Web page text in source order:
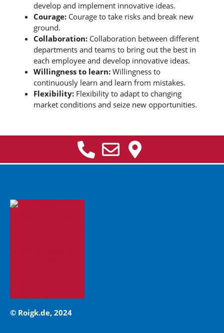
develop and implement innovative ideas.
Courage: Courage to take risks and break new
ground.
Collaboration: Collaboration between different
departments and teams to bring out the best in
each employee and develop innovative ideas.
Willingness to learn: Willingness to
continuously learn and learn from mistakes.
Flexibility: Flexibility to adapt to changing
market conditions and seize new opportunities.
© Roigk.de, 2024